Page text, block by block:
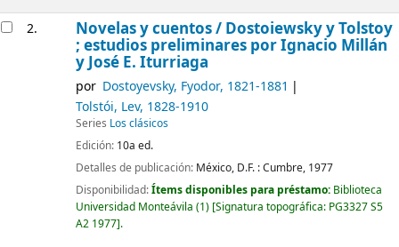
2. Novelas y cuentos / Dostoiewsky y Tolstoy
; estudios preliminares por Ignacio Millán
y José E. Iturriaga
por Dostoyevsky, Fyodor, 1821-1881
Tolstói, Lev, 1828-1910
Series Los clásicos
Edición: 10a ed.
Detalles de publicación: México, D.F. :Cumbre, 1977
Disponibilidad:Ítems disponibles para préstamo: Biblioteca
Universidad Monteávila (1) Signatura topográfica: PG3327 S5
A2 1977 .